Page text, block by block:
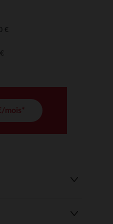
la conformité avec
€
mois*